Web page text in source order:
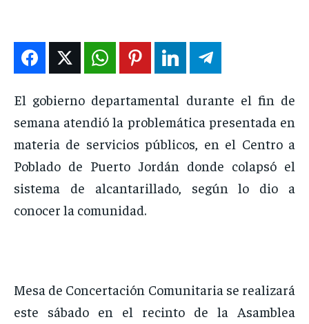
EN VIVO
NOSOTROS
INSTITUCIONAL
PUATE CON NOSOTROS
EN VIVO
NOSOTROS
INSTITUCIONAL
PUATE CON NOSOTROS
EN VIVO
NOSOTROS
INSTITUCIONAL
PUATE CON NOSOTROS
EN VIVO
NOSOTROS
INSTITUCIONAL
PUATE CON NOSOTROS
El gobierno departamental durante el fin de
semana atendió la problemática presentada en
materia de servicios públicos, en el Centro a
Poblado de Puerto Jordán donde colapsó el
sistema de alcantarillado, según lo dio a
conocer la comunidad.
Mesa de Concertación Comunitaria se realizará
este sábado en el recinto de la Asamblea